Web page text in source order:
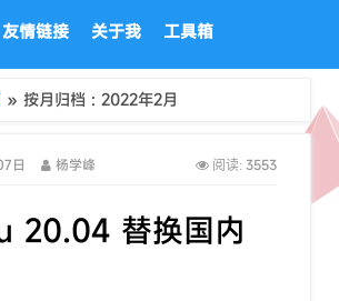
友情链接 关于我 工具箱
» 按月归档 : 2022年2月
日 杨学峰 阅读: 3553
20.04 替换国内